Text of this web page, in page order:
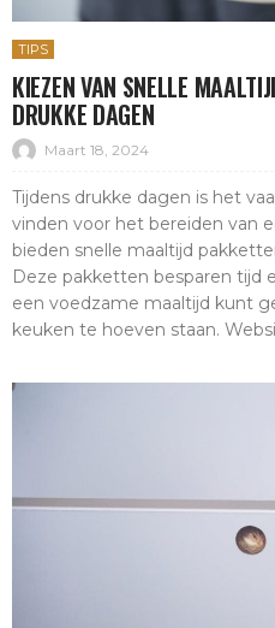
TIPS
KIEZEN VAN SNELLE
DRUKKE DAGEN
Maart 18, 2024
Tijdens drukke dagen is het
vinden voor het bereiden van
bieden snelle maaltijd
Deze pakketten besparen tijd
een voedzame maaltijd kunt
keuken te hoeven staan.